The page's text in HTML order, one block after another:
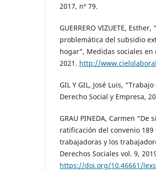
2017, nº 79.
GUERRERO VIZUETE,
problemática del subsidio
hogar”, Medidas sociales
2021. http://
GIL Y GIL, José Luis,
Derecho Social y Empresa,
GRAU PINEDA, Carmen
ratificación del convenio
trabajadoras y los
Derechos Sociales vol. 9,
https://doi.org/10.46661/